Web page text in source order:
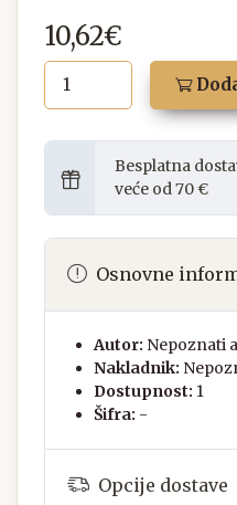
10,62€
Besplatna
veće od 70 €
Osnovne
Autor: Nepoznati
Nakladnik:
Dostupnost: 1
Šifra: -
Opcije dostave